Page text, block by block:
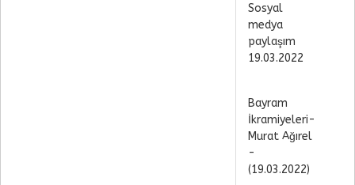
Sosyal
medya
paylaşım
19.03.2022
Bayram
İkramiyeleri-
Murat Ağırel
-
(19.03.2022)